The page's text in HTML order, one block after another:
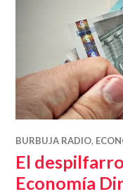
BURBUJA RADIO,
El
Economía